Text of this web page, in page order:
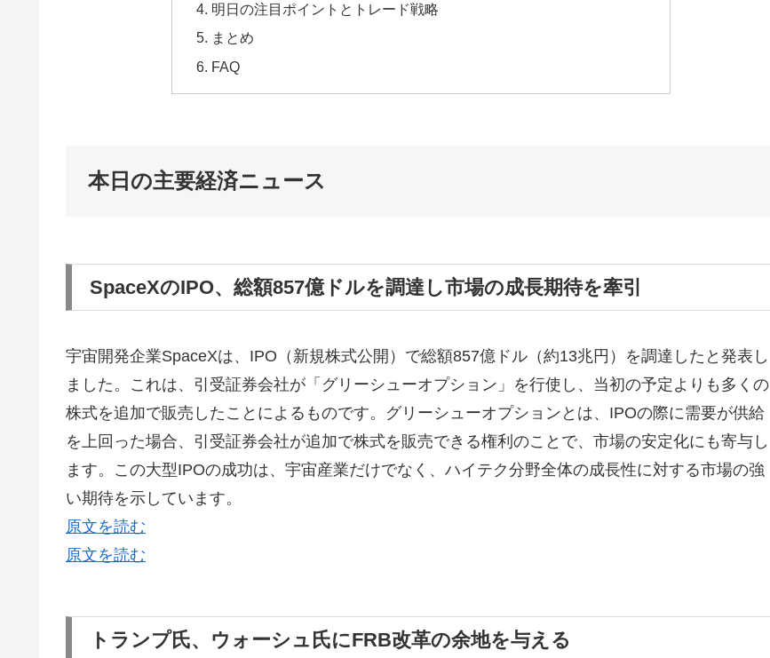
明日の注目ポイントとトレード戦略
まとめ
FAQ
本日の主要経済ニュース
SpaceXのIPO、総額857億ドルを調達し市場の成長期待を牽引
宇宙開発企業SpaceXは、IPO（新規株式公開）で総額857億ドル（約13兆円）を調達したと発表し
ました。これは、引受証券会社が「グリーシューオプション」を行使し、当初の予定よりも多くの
株式を追加で販売したことによるものです。グリーシューオプションとは、IPOの際に需要が供給
を上回った場合、引受証券会社が追加で株式を販売できる権利のことで、市場の安定化にも寄与し
ます。この大型IPOの成功は、宇宙産業だけでなく、ハイテク分野全体の成長性に対する市場の強
い期待を示しています。
原文を読む
原文を読む
トランプ氏、ウォーシュ氏にFRB改革の余地を与える